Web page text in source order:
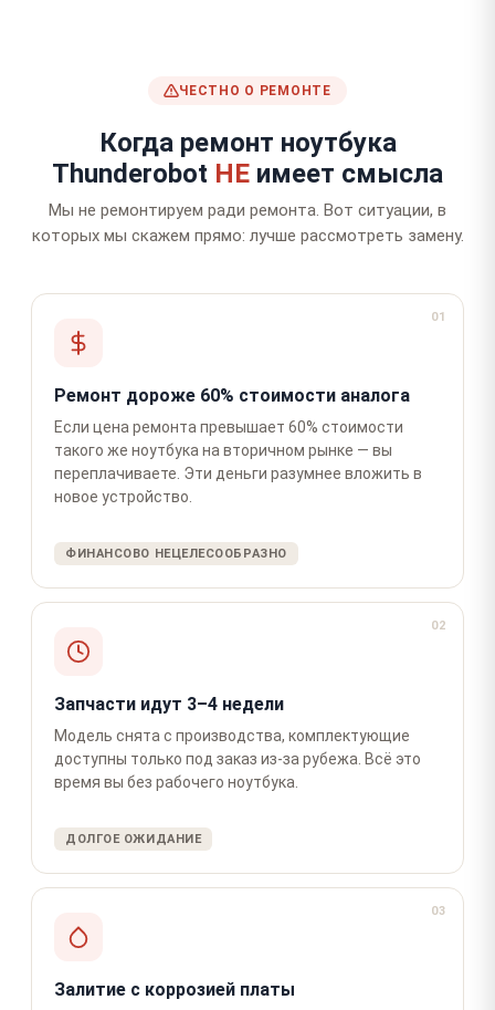
ЧЕСТНО О РЕМОНТЕ
Когда ремонт ноутбука
Thunderobot НЕ имеет смысла
Мы не ремонтируем ради ремонта. Вот ситуации, в
которых мы скажем прямо: лучше рассмотреть замену.
01
Ремонт дороже 60% стоимости аналога
Если цена ремонта превышает 60% стоимости
такого же ноутбука на вторичном рынке — вы
переплачиваете. Эти деньги разумнее вложить в
новое устройство.
ФИНАНСОВО НЕЦЕЛЕСООБРАЗНО
02
Запчасти идут 3–4 недели
Модель снята с производства, комплектующие
доступны только под заказ из-за рубежа. Всё это
время вы без рабочего ноутбука.
ДОЛГОЕ ОЖИДАНИЕ
03
Залитие с коррозией платы